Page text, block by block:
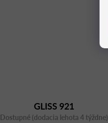
GLISS 921
Dostupné (dodacia lehota 4 týždne)